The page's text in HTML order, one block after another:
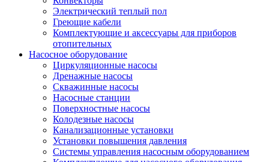
Электрический теплый пол
Греющие кабели
Комплектующие и аксессуары для приборов
отопительных
Насосное оборудование
Циркуляционные насосы
Дренажные насосы
Скважинные насосы
Насосные станции
Поверхностные насосы
Колодезные насосы
Канализационные установки
Установки повышения давления
Системы управления насосным оборудованием